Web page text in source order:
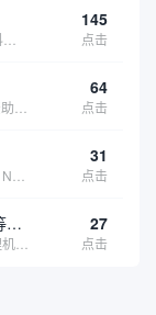
145
点击
64
点击
31
点击
Radix注册局（管理.site、.online等顶级域名） 27
点击